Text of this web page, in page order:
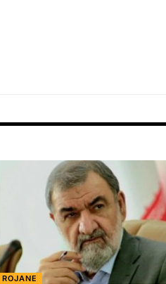
ROJANE